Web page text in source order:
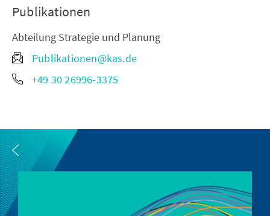
Publikationen
Abteilung Strategie und Planung
Publikationen@kas.de
+49 30 26996-3375